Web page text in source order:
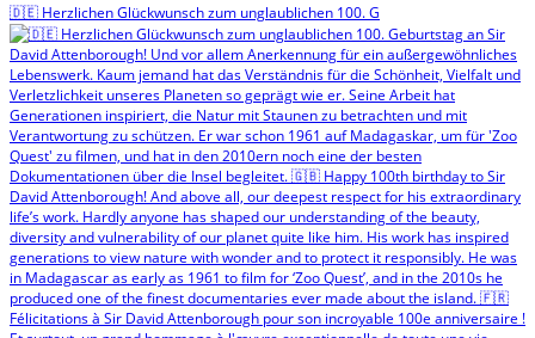
🇩🇪 Herzlichen Glückwunsch zum unglaublichen 100. G